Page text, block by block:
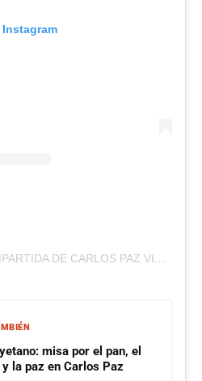
UNA PUBLICACIÓN COMPARTIDA DE CARLOS PAZ VIVO (@CARLOSPAZVIVO)
misa por el pan, el
la paz en Carlos Paz